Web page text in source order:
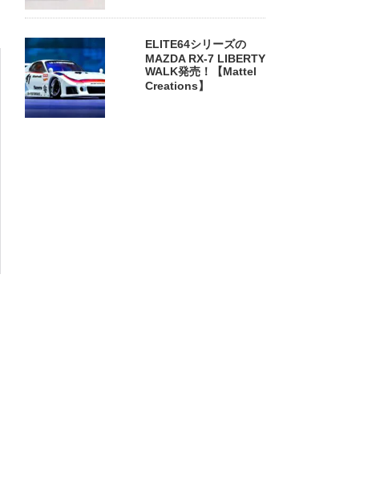
ELITE64シリーズの
MAZDA RX-7 LIBERTY
WALK発売！【Mattel
Creations】